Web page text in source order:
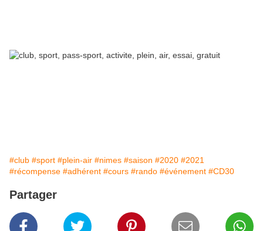
#club #sport #plein-air #nimes #saison #2020 #2021
#récompense #adhérent #cours #rando #événement #CD30
Partager